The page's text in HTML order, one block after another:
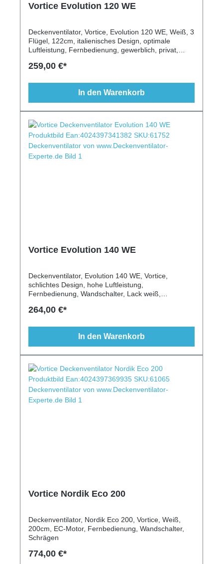
Vortice Evolution 120 WE
Deckenventilator, Vortice, Evolution 120 WE, Weiß, 3
Flügel, 122cm, italienisches Design, optimale
Luftleistung, Fernbedienung, gewerblich, privat,
259,00 €*
In den Warenkorb
Vortice Evolution 140 WE
Deckenventilator, Evolution 140 WE, Vortice,
schlichtes Design, hohe Luftleistung,
Fernbedienung, Wandschalter, Lack weiß,
italienisches Design
264,00 €*
In den Warenkorb
Vortice Nordik Eco 200
Deckenventilator, Nordik Eco 200, Vortice, Weiß,
200cm, EC-Motor, Fernbedienung, Wandschalter,
Schrägen
774,00 €*